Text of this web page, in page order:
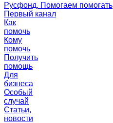
Русфонд. Помогаем помогать
Первый канал
Как
помочь
Кому
помочь
Получить
помощь
Для
бизнеса
Особый
случай
Статьи,
новости